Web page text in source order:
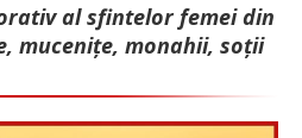
al sfintelor femei din
mu­cenițe, monahii, soții